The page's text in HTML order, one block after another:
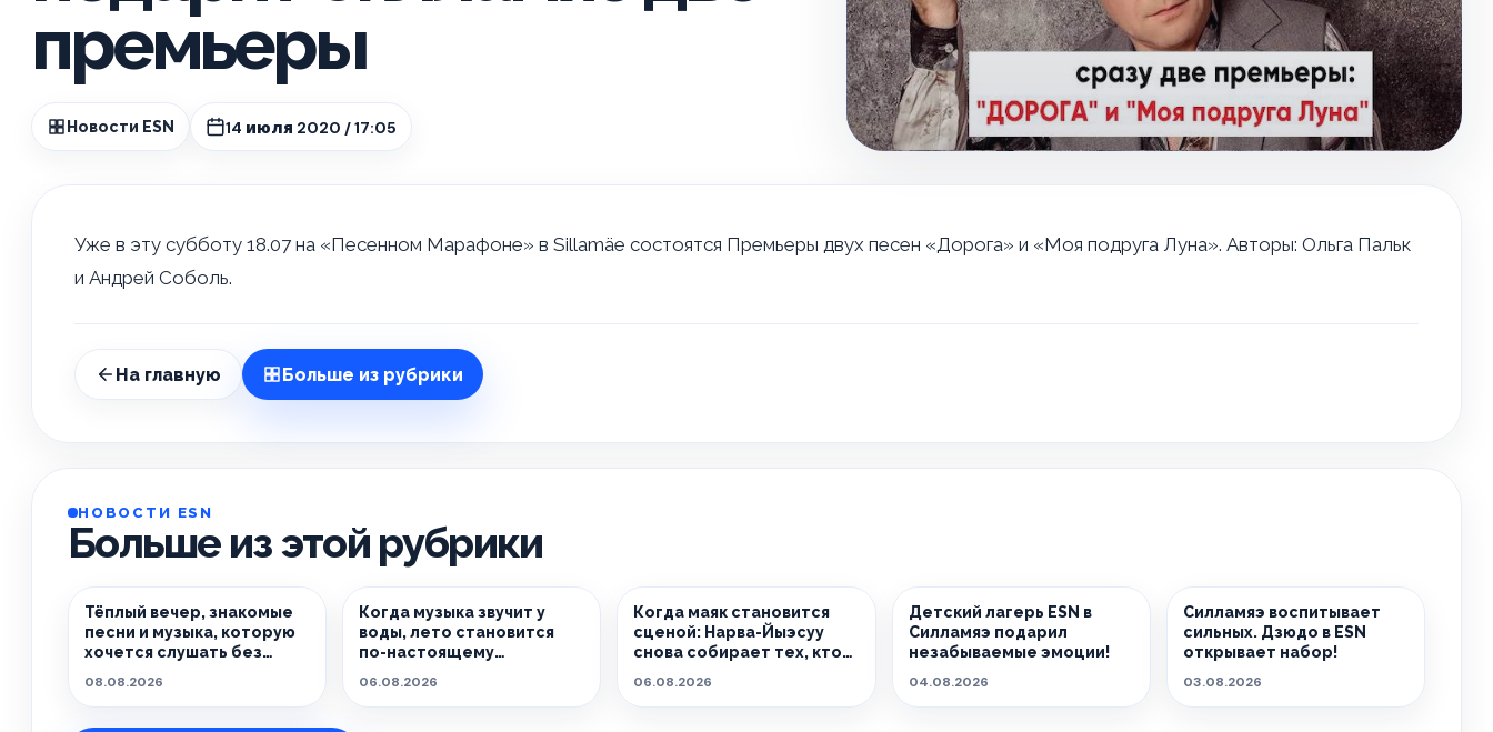
премьеры
Новости ESN 14 июля 2020 / 17:05
Уже в эту субботу 18.07 на «Песенном Марафоне» в Sillamäe состоятся Премьеры двух песен «Дорога» и «Моя подруга Луна». Авторы: Ольга Пальк
и Андрей Соболь.
На главную Больше из рубрики
НОВОСТИ ESN
Больше из этой рубрики
Тёплый вечер, знакомые
песни и музыка, которую
хочется слушать без
08.08.2026
Когда музыка звучит у
воды, лето становится
по-настоящему
06.08.2026
Когда маяк становится
сценой: Нарва-Йыэсуу
снова собирает тех, кто
06.08.2026
Детский лагерь ESN в
Силламяэ подарил
незабываемые эмоции!
04.08.2026
Силламяэ воспитывает
сильных. Дзюдо в ESN
открывает набор!
03.08.2026